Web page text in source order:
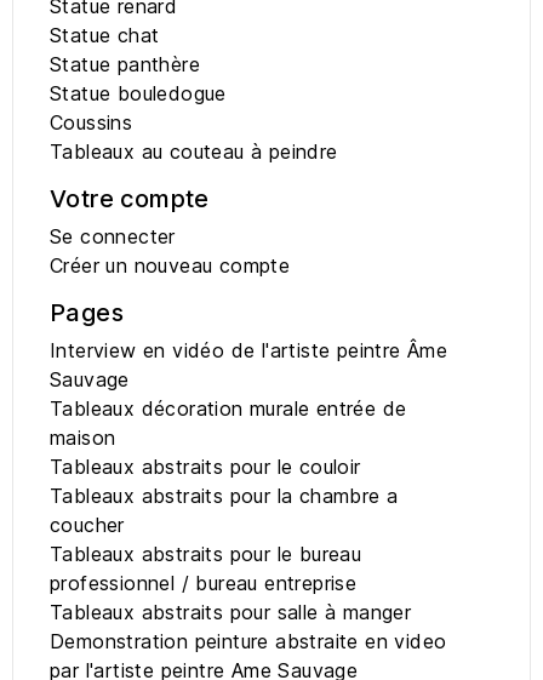
Statue renard
Statue chat
Statue panthère
Statue bouledogue
Coussins
Tableaux au couteau à peindre
Votre compte
Se connecter
Créer un nouveau compte
Pages
Interview en vidéo de l'artiste peintre Âme
Sauvage
Tableaux décoration murale entrée de
maison
Tableaux abstraits pour le couloir
Tableaux abstraits pour la chambre a
coucher
Tableaux abstraits pour le bureau
professionnel / bureau entreprise
Tableaux abstraits pour salle à manger
Demonstration peinture abstraite en video
par l'artiste peintre Ame Sauvage